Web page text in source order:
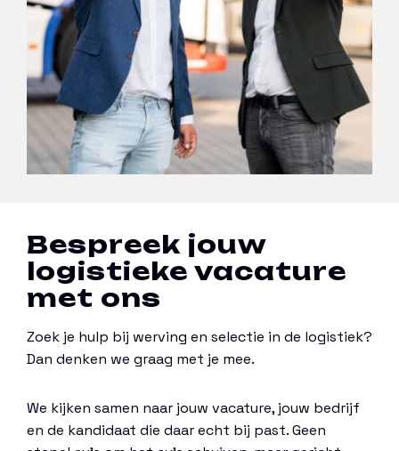
Bespreek jouw
logistieke vacature
met ons
Zoek je hulp bij werving en selectie in de logistiek?
Dan denken we graag met je mee.
We kijken samen naar jouw vacature, jouw bedrijf
en de kandidaat die daar echt bij past. Geen